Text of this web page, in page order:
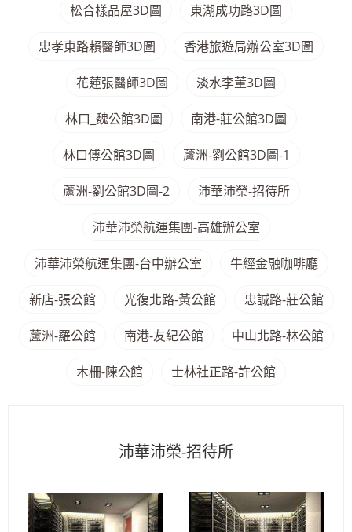
松合樣品屋3D圖 東湖成功路3D圖
忠孝東路賴醫師3D圖 香港旅遊局辦公室3D圖
花蓮張醫師3D圖 淡水李董3D圖
林口_魏公館3D圖 南港-莊公館3D圖
林口傅公館3D圖 蘆洲-劉公館3D圖-1
蘆洲-劉公館3D圖-2 沛華沛榮-招待所
沛華沛榮航運集團-高雄辦公室
沛華沛榮航運集團-台中辦公室 牛經金融咖啡廳
新店-張公館 光復北路-黃公館 忠誠路-莊公館
蘆洲-羅公館 南港-友紀公館 中山北路-林公館
木柵-陳公館 士林社正路-許公館
沛華沛榮-招待所